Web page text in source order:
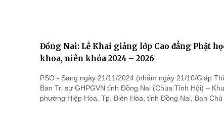
Đồng Nai: Lễ Khai giảng lớp Cao đẳng Phật
khoa, niên khóa 2024 – 2026
PSO - Sáng ngày 21/11/2024 (nhằm ngày 21/10/Giáp
Ban Trị sự GHPGVN tỉnh Đồng Nai (Chùa Tỉnh Hội) –
phường Hiệp Hòa, Tp. Biên Hòa, tỉnh Đồng Nai. Ban Chủ